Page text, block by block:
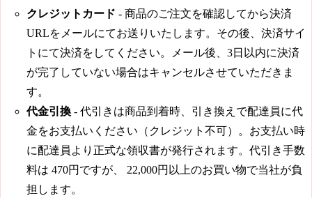
クレジットカード - 商品のご注文を確認してから決済
URLをメールにてお送りいたします。その後、決済サイ
トにて決済をしてください。メール後、3日以内に決済
が完了していない場合はキャンセルさせていただきま
す。
代金引換 - 代引きは商品到着時、引き換えで配達員に代
金をお支払いください（クレジット不可）。お支払い時
に配達員より正式な領収書が発行されます。代引き手数
料は 470円 ですが、 22,000円 以上のお買い物で当社が負
担します。